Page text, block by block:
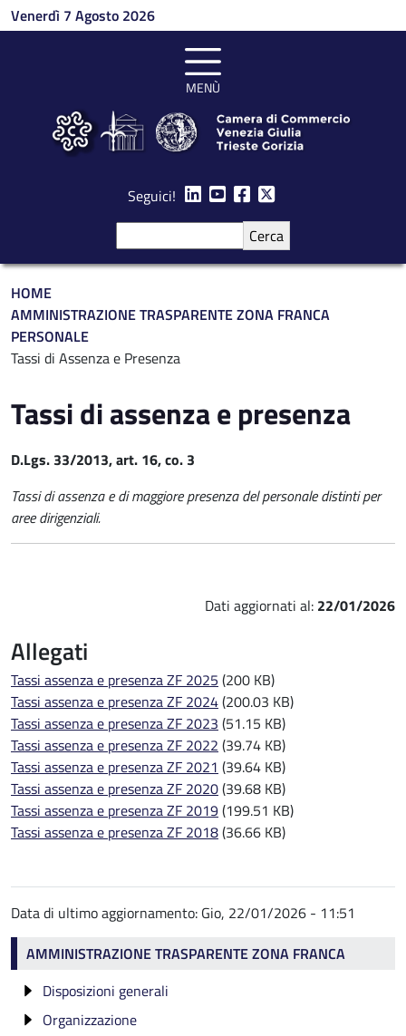
Salta al contenuto principale
Venerdì 7 Agosto 2026
MENÙ
Seguici!
Briciole di pane
HOME
AMMINISTRAZIONE TRASPARENTE ZONA FRANCA
PERSONALE
Tassi di Assenza e Presenza
Tassi di assenza e presenza
D.Lgs. 33/2013, art. 16, co. 3
Tassi di assenza e di maggiore presenza del personale distinti per
aree dirigenziali.
Dati aggiornati al: 22/01/2026
Allegati
Tassi assenza e presenza ZF 2025 (200 KB)
Tassi assenza e presenza ZF 2024(200.03 KB)
Tassi assenza e presenza ZF 2023 (51.15 KB)
Tassi assenza e presenza ZF 2022 (39.74 KB)
Tassi assenza e presenza ZF 2021 (39.64 KB)
Tassi assenza e presenza ZF 2020(39.68 KB)
Tassi assenza e presenza ZF 2019(199.51 KB)
Tassi assenza e presenza ZF 2018(36.66 KB)
Data di ultimo aggiornamento: Gio, 22/01/2026 - 11:51
Amministrazione trasparente ZF
AMMINISTRAZIONE TRASPARENTE ZONA FRANCA
Disposizioni generali
Atti generali ZF
Organizzazione